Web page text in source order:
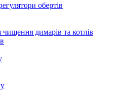
обертів
чищення димарів та котлів